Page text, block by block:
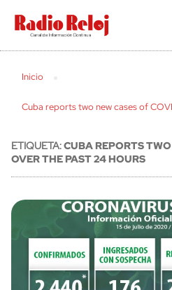
cerrar
Inicio
Cuba reports two new cases of
ETIQUETA:CUBA REPORTS
OVER THE PAST 24 HOURS